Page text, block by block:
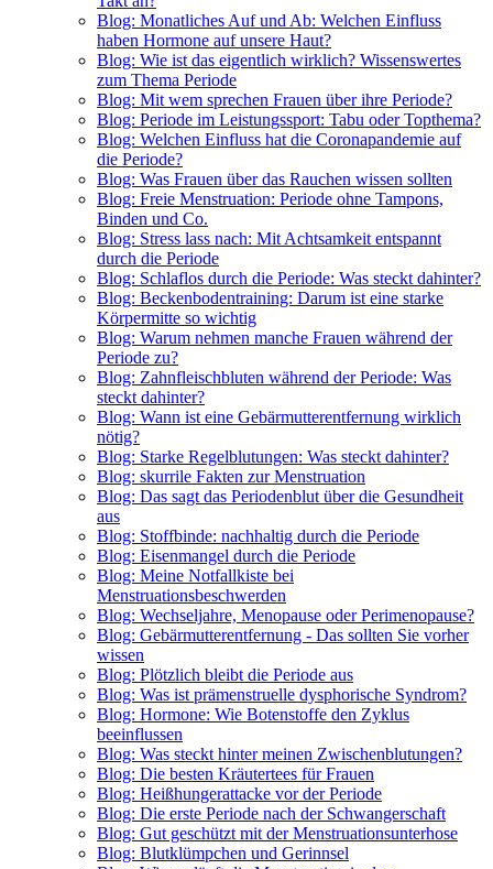
Blog: Monatliches Auf und Ab: Welchen Einfluss
haben Hormone auf unsere Haut?
Blog: Wie ist das eigentlich wirklich? Wissenswertes
zum Thema Periode
Blog: Mit wem sprechen Frauen über ihre Periode?
Blog: Periode im Leistungssport: Tabu oder Topthema?
Blog: Welchen Einfluss hat die Coronapandemie auf
die Periode?
Blog: Was Frauen über das Rauchen wissen sollten
Blog: Freie Menstruation: Periode ohne Tampons,
Binden und Co.
Blog: Stress lass nach: Mit Achtsamkeit entspannt
durch die Periode
Blog: Schlaflos durch die Periode: Was steckt dahinter?
Blog: Beckenbodentraining: Darum ist eine starke
Körpermitte so wichtig
Blog: Warum nehmen manche Frauen während der
Periode zu?
Blog: Zahnfleischbluten während der Periode: Was
steckt dahinter?
Blog: Wann ist eine Gebärmutterentfernung wirklich
nötig?
Blog: Starke Regelblutungen: Was steckt dahinter?
Blog: skurrile Fakten zur Menstruation
Blog: Das sagt das Periodenblut über die Gesundheit
aus
Blog: Stoffbinde: nachhaltig durch die Periode
Blog: Eisenmangel durch die Periode
Blog: Meine Notfallkiste bei
Menstruationsbeschwerden
Blog: Wechseljahre, Menopause oder Perimenopause?
Blog: Gebärmutterentfernung - Das sollten Sie vorher
wissen
Blog: Plötzlich bleibt die Periode aus
Blog: Was ist prämenstruelle dysphorische Syndrom?
Blog: Hormone: Wie Botenstoffe den Zyklus
beeinflussen
Blog: Was steckt hinter meinen Zwischenblutungen?
Blog: Die besten Kräutertees für Frauen
Blog: Heißhungerattacke vor der Periode
Blog: Die erste Periode nach der Schwangerschaft
Blog: Gut geschützt mit der Menstruationsunterhose
Blog: Blutklümpchen und Gerinnsel